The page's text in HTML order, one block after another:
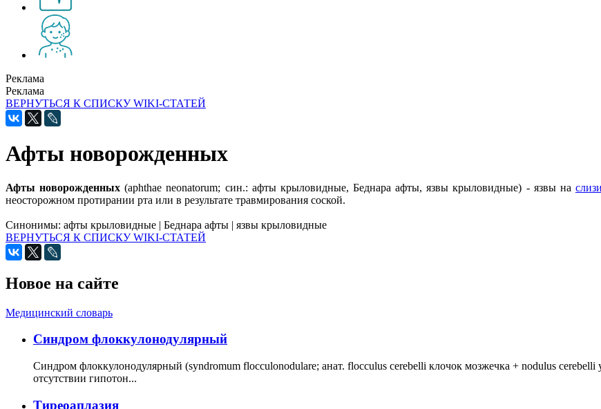
Реклама
Реклама
ВЕРНУТЬСЯ К СПИСКУ WIKI-СТАТЕЙ
Афты новорожденных
Афты новорожденных (aphthae neonatorum; син.: афты крыловидные, Беднара афты, язвы крыловидные) - язвы на
неосторожном протирании рта или в результате травмирования соской.
Синонимы: афты крыловидные | Беднара афты | язвы крыловидные
ВЕРНУТЬСЯ К СПИСКУ WIKI-СТАТЕЙ
Новое на сайте
Медицинский словарь
Cиндром флоккулонодулярный
Синдром флоккулонодулярный (syndromum flocculonodulare; анат. flocculus cerebelli клочок мозжечка + nodulus cerebelli
отсутствии гипотон...
Тиреоаплазия